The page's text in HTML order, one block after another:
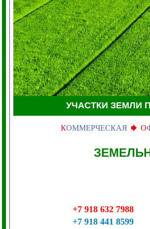
УЧАСТКИ ЗЕМЛИ
КОММЕРЧЕСКАЯ О
+7 918 632 7988
+7 918 441 8599